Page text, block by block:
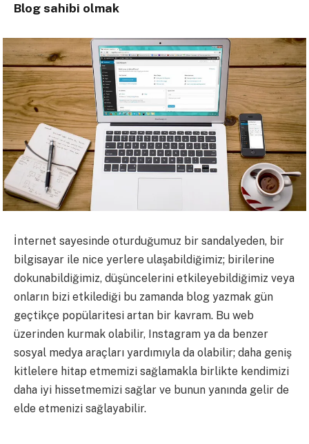
Blog sahibi olmak
İnternet sayesinde oturduğumuz bir sandalyeden, bir
bilgisayar ile nice yerlere ulaşabildiğimiz; birilerine
dokunabildiğimiz, düşüncelerini etkileyebildiğimiz veya
onların bizi etkilediği bu zamanda blog yazmak gün
geçtikçe popülaritesi artan bir kavram. Bu web
üzerinden kurmak olabilir, Instagram ya da benzer
sosyal medya araçları yardımıyla da olabilir; daha geniş
kitlelere hitap etmemizi sağlamakla birlikte kendimizi
daha iyi hissetmemizi sağlar ve bunun yanında gelir de
elde etmenizi sağlayabilir.